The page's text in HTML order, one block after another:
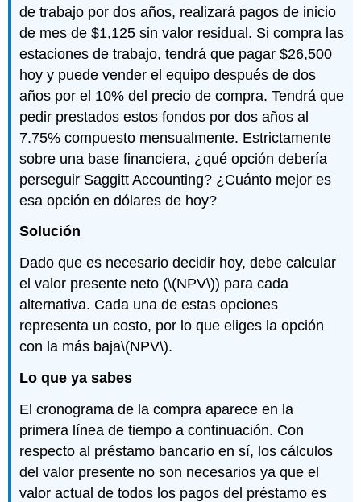
de trabajo por dos años, realizará pagos de inicio
de mes de $1,125 sin valor residual. Si compra las
estaciones de trabajo, tendrá que pagar $26,500
hoy y puede vender el equipo después de dos
años por el 10% del precio de compra. Tendrá que
pedir prestados estos fondos por dos años al
7.75% compuesto mensualmente. Estrictamente
sobre una base financiera, ¿qué opción debería
perseguir Saggitt Accounting? ¿Cuánto mejor es
esa opción en dólares de hoy?
Solución
Dado que es necesario decidir hoy, debe calcular
el valor presente neto (\(NPV\)) para cada
alternativa. Cada una de estas opciones
representa un costo, por lo que eliges la opción
con la más baja\(NPV\).
Lo que ya sabes
El cronograma de la compra aparece en la
primera línea de tiempo a continuación. Con
respecto al préstamo bancario en sí, los cálculos
del valor presente no son necesarios ya que el
valor actual de todos los pagos del préstamo es